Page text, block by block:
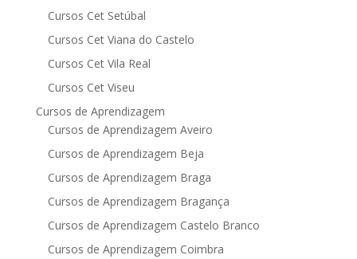
Cursos Cet Setúbal
Cursos Cet Viana do Castelo
Cursos Cet Vila Real
Cursos Cet Viseu
Cursos de Aprendizagem
Cursos de Aprendizagem Aveiro
Cursos de Aprendizagem Beja
Cursos de Aprendizagem Braga
Cursos de Aprendizagem Bragança
Cursos de Aprendizagem Castelo Branco
Cursos de Aprendizagem Coimbra